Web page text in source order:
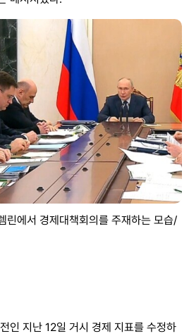
린에서 경제대책회의를 주재하는 모습/
인 지난 12일 거시 경제 지표를 수정하